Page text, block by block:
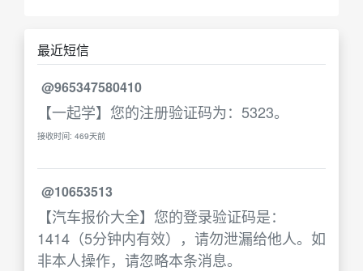
最近短信
@965347580410
【一起学】您的注册验证码为：5323。
接收时间: 469天前
@10653513
【汽车报价大全】您的登录验证码是：
1414（5分钟内有效），请勿泄漏给他人。如
非本人操作，请忽略本条消息。